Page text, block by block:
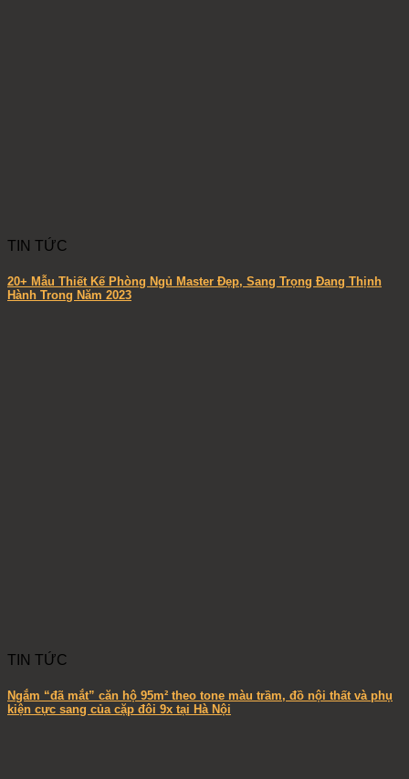
TIN TỨC
20+ Mẫu Thiết Kế Phòng Ngủ Master Đẹp, Sang Trọng Đang Thịnh
Hành Trong Năm 2023
TIN TỨC
Ngắm “đã mắt” căn hộ 95m² theo tone màu trầm, đồ nội thất và phụ
kiện cực sang của cặp đôi 9x tại Hà Nội